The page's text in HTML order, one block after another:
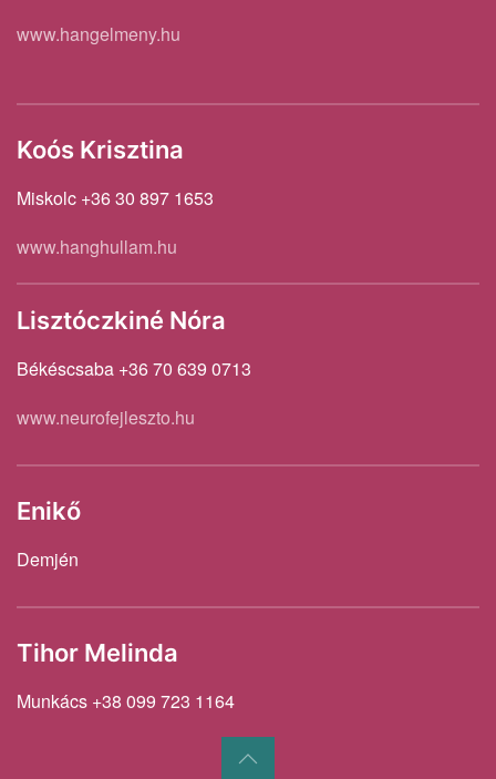
www.hangelmeny.hu
Koós Krisztina
Miskolc +36 30 897 1653
www.hanghullam.hu
Lisztóczkiné Nóra
Békéscsaba +36 70 639 0713
www.neurofejleszto.hu
Enikő
Demjén
Tihor Melinda
Munkács +38 099 723 1164